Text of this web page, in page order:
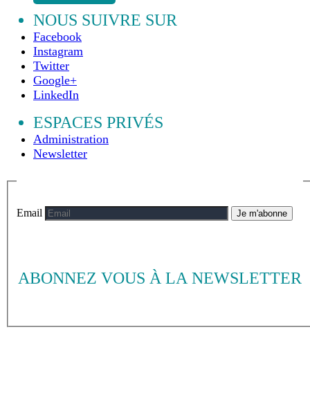
NOUS SUIVRE SUR
Facebook
Instagram
Twitter
Google+
LinkedIn
ESPACES PRIVÉS
Administration
Newsletter
ABONNEZ VOUS À LA NEWSLETTER
Email Je m'abonne